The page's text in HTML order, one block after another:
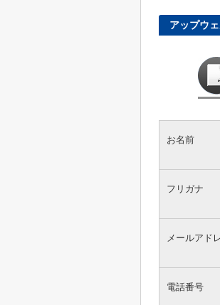
アップウ
お名前
フリガナ
メールアド
電話番号